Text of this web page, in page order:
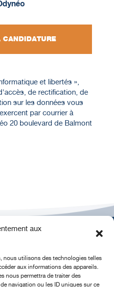
aux
nous utilisons des technologies telles
aux informations des appareils.
nous permettra de traiter des
navigation ou les ID uniques sur ce
et libertés »,
de rectification, de
sur les données vous
par courrier à
20 boulevard de Balmont